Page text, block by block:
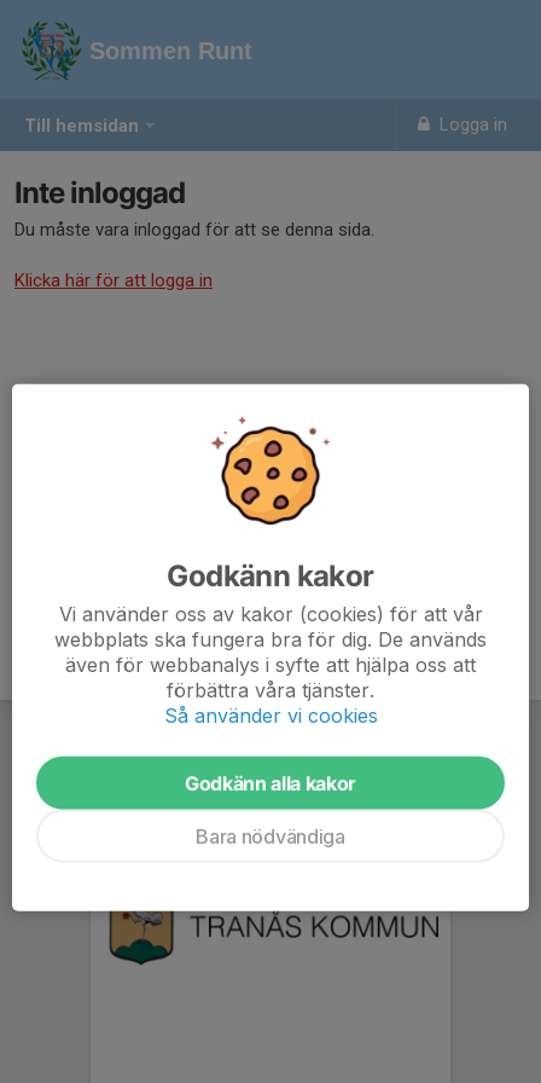
Till hemsidan Logga in
Sommen Runt
Inte inloggad
Du måste vara inloggad för att se denna sida.
Klicka här för att logga in
Godkänn kakor
Vi använder oss av kakor (cookies) för att vår
webbplats ska fungera bra för dig. De används
även för webbanalys i syfte att hjälpa oss att
förbättra våra tjänster.
Så använder vi cookies
Godkänn alla kakor
Bara nödvändiga